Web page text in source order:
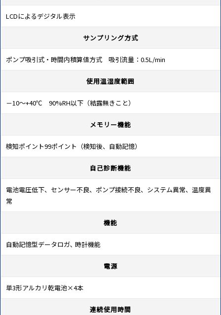
LCDによるデジタル表示
サンプリング方式
ポンプ吸引式・時間内積算値方式 吸引流量：0.5L/min
使用温湿度範囲
－10～+40℃ 90%RH以下（結露無きこと）
メモリー機能
検知ポイント99ポイント（検知後、自動記憶）
自己診断機能
電池電圧低下、センサー不良、ポンプ接続不良、システム異常、温度異
常
機能
自動記憶型データロガ､ 時計機能
電源
単3形アルカリ乾電池×4本
連続使用時間